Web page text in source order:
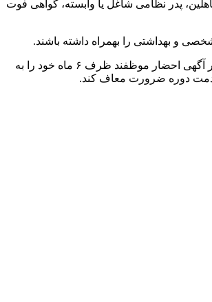
پدر نظامی شاغل یا وابسته، گواهی فوت
و بهداشتی را بهمراه داشته باشند.
معاون وظیفه عمومی فرماندهی انتظامی استان با استناد ماده ۱۹ قانون خدمت وظیفه عمومی یادآور شد: کسانی که به سن ۱۸ سال تمام می‌رسند، پس از انتشار آگهی احضار موظفند ظرف ۶ ماه خود را به